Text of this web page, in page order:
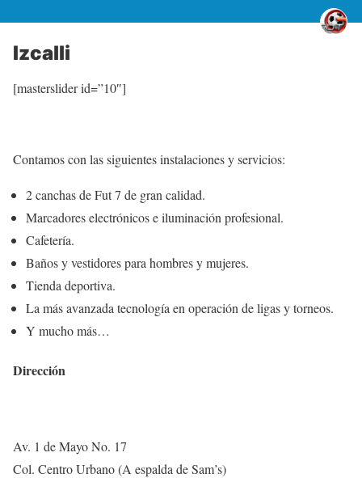
Izcalli
[masterslider id=”10″]
Contamos con las siguientes instalaciones y servicios:
2 canchas de Fut 7 de gran calidad.
Marcadores electrónicos e iluminación profesional.
Cafetería.
Baños y vestidores para hombres y mujeres.
Tienda deportiva.
La más avanzada tecnología en operación de ligas y torneos.
Y mucho más…
Dirección
Av. 1 de Mayo No. 17
Col. Centro Urbano (A espalda de Sam’s)